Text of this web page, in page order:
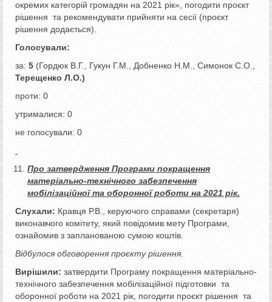
окремих категорій громадян на 2021 рік», погодити проєкт
рішення та рекомендувати прийняти на сесії (проєкт
рішення додається).
Голосували:
за: 5 (Гордюк В.Г., Гукун Г.М., Добненко Н.М., Симонок С.О.,
Терещенко Л.О.)
проти: 0
утрималися: 0
не голосували: 0
Про затвердження Програми покращення
матеріально-технічного забезпечення
мобілізаційної та оборонної роботи на 2021 рік.
Слухали: Кравця Р.В., керуючого справами (секретаря)
виконавчого комітету, який повідомив мету Програми,
ознайомив з запланованою сумою коштів.
Відбулося обговорення проєкту рішення.
Вирішили: затвердити Програму покращення матеріально-
технічного забезпечення мобілізаційної підготовки та
оборонної роботи на 2021 рік, погодити проєкт рішення та